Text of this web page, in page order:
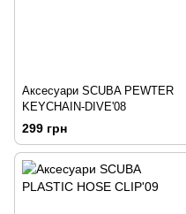
Аксесуари SCUBA PEWTER
KEYCHAIN-DIVE'08
299 грн